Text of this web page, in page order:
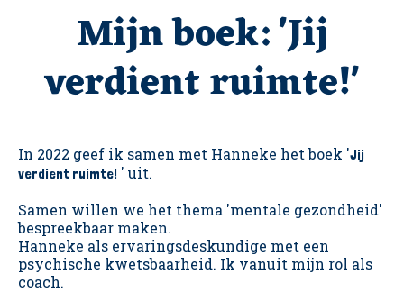
Mijn boek: 'Jij
verdient ruimte!'
In 2022 geef ik samen met Hanneke het boek 'Jij
verdient ruimte! ' uit.
Samen willen we het thema 'mentale gezondheid'
bespreekbaar maken.
Hanneke als ervaringsdeskundige met een
psychische kwetsbaarheid. Ik vanuit mijn rol als
coach.